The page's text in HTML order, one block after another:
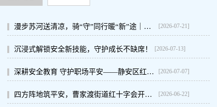
漫步苏河送清凉，骑“守”同行暖“新”途｜天目西路街道红十字夏日服务站暖心启用 [2026-07-21]
沉浸式解锁安全新技能，守护成长不缺席！ [2026-07-13]
深耕安全教育 守护职场平安——静安区红十字会生命健康安全教育进企业第三期专场活动 [2026-07-07]
四方阵地筑平安，曹家渡街道红十字会开展分层分类应急救护培训 [2026-06-22]